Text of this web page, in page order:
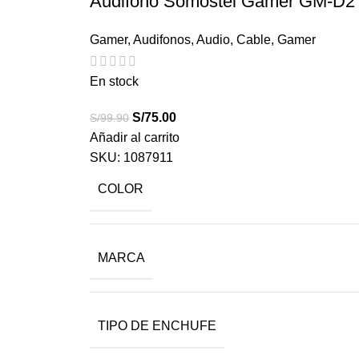
Gamer, Audifonos, Audio, Cable, Gamer
En stock
S/99.90 S/75.00
Añadir al carrito
SKU: 1087911
COLOR
MARCA
TIPO DE ENCHUFE